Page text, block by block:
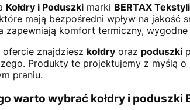
Kołdry i Poduszki marki BERTAX
mają bezpośredni wpływ na jakość
zapewniają komfort termiczny,
ofercie znajdziesz kołdry oraz poduszki
Produkty te projektujemy z myślą
praniu.
warto wybrać kołdry i poduszki